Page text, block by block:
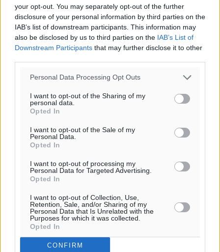
your opt-out. You may separately opt-out of the further
disclosure of your personal information by third parties on the
IAB’s list of downstream participants. This information may
also be disclosed by us to third parties on the IAB’s List of
Downstream Participants that may further disclose it to other
Personal Data Processing Opt Outs
I want to opt-out of the Sharing of my
personal data.
Opted In
I want to opt-out of the Sale of my
Personal Data.
Opted In
I want to opt-out of processing my
Personal Data for Targeted Advertising.
Opted In
I want to opt-out of Collection, Use,
Retention, Sale, and/or Sharing of my
Personal Data that Is Unrelated with the
Purposes for which it was collected.
Opted In
CONFIRM
Υπενθύμιση:
Για την μερική αναπαραγωγή της είδησης από άλλες
ιστοσελίδες είναι απαραίτητη η χρήση του παρακάτω
της Δημοκρατικής.
o καιρός τώρα: